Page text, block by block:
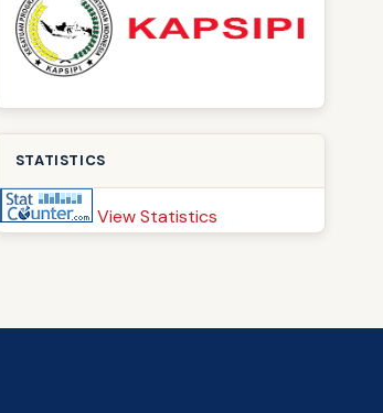
STATISTICS
View Statistics